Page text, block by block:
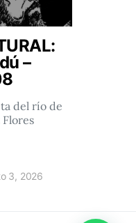
–
del río de
Flores
3, 2026